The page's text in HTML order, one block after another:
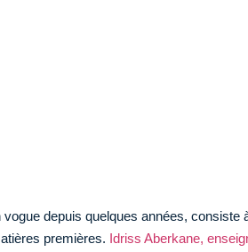
depuis quelques années, consiste
premières. Idriss Aberkane,